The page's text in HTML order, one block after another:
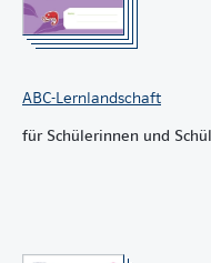
ABC-Lernlandschaft
für Schülerinnen und